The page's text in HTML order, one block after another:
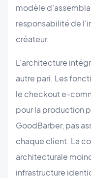
modèle
responsabilité de
créateur.
L'architecture
autre pari. Les
le checkout e-
pour la production
GoodBarber, pas
chaque client. La
architecturale
infrastructure